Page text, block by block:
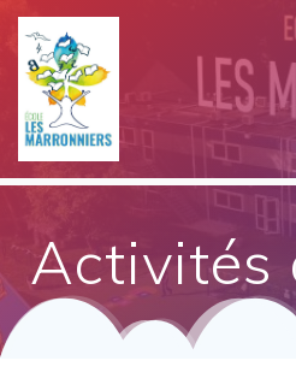
au
Activités